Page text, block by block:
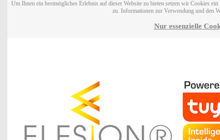
Um Ihnen ein bestmögliches Erlebnis auf dieser Website zu bieten setzen wir Cookies
zu. Informationen zur Verwendung und den
Nur essenzielle